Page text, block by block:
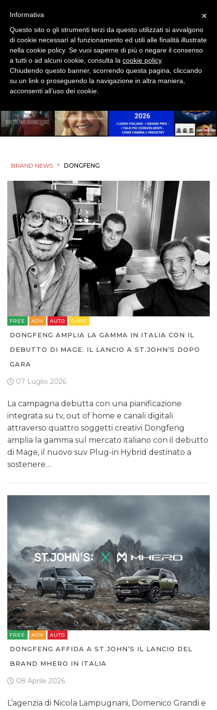
CSR
STRATEGIE
DIGITALE
ESTERNA
RADIO / AUDIO
TV
DATI
RICERCHE
PREVISIONI/SCENARI
TREND
CASE HISTORY
OPINIONI
BRAND NEWS > DONGFENG
FREE ADV AUTO GARE
DONGFENG AMPLIA LA GAMMA IN ITALIA CON IL
DEBUTTO DI MAGE. IL LANCIO A ST.JOHN’S DOPO
GARA
07 Luglio 2026
La campagna debutta con una pianificazione
integrata su tv, out of home e canali digitali
attraverso quattro soggetti creativi Dongfeng
amplia la gamma sul mercato italiano con il debutto
di Mage, il nuovo suv Plug-in Hybrid destinato a
sostenere…
FREE ADV AUTO
DONGFENG AFFIDA A ST.JOHN’S IL LANCIO DEL
BRAND MHERO IN ITALIA
08 Aprile 2026
L’agenzia di Nicola Lampugnani, Domenico Grandi e
×
Informativa
Questo sito o gli strumenti terzi da questo utilizzati si avvalgono
di cookie necessari al funzionamento ed utili alle finalità illustrate
nella cookie policy. Se vuoi saperne di più o negare il consenso
a tutti o ad alcuni cookie, consulta la cookie policy.
Chiudendo questo banner, scorrendo questa pagina, cliccando
su un link o proseguendo la navigazione in altra maniera,
acconsenti all’uso dei cookie.